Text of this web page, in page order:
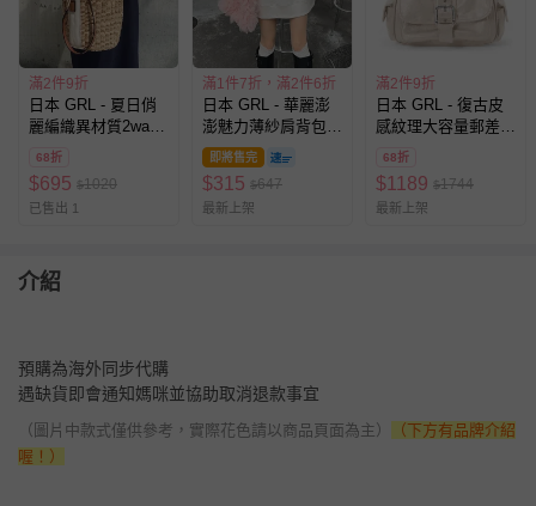
滿2件9折
日本 GRL - 夏日俏
麗編織異材質2way
水桶包-卡其 (F)
68折
$695 $1020
已售出 1
滿1件7折，滿2件6折
日本 GRL - 華麗澎
澎魅力薄紗肩背包-
粉紅 (F)
即將售完
$315 $647
最新上架
滿2件9折
日本 GRL - 復古皮
感紋理大容量郵差肩
背包-米白 (F)
68折
$1189 $1744
最新上架
介紹
預購為海外同步代購
遇缺貨即會通知媽咪並協助取消退款事宜
（圖片中款式僅供參考，實際花色請以商品頁面為主）
（下方有品牌介紹
喔！）